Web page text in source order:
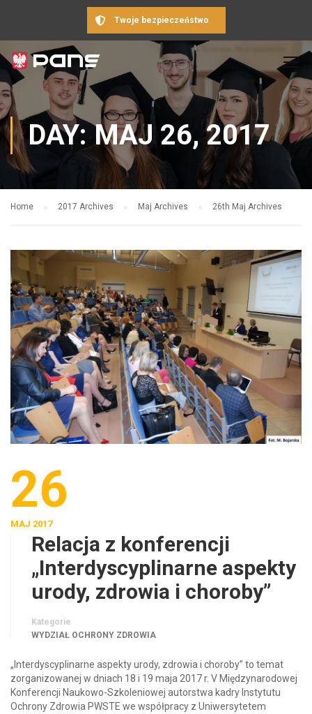
Twoje bezpieczeństwo
DAY: MAJ 26, 2017
Home 2017 Archives Maj Archives 26th Maj Archives
26
MAJ 2017
Relacja z konferencji
„Interdyscyplinarne aspekty
urody, zdrowia i choroby”
Kategorie
WYDZIAŁ OCHRONY ZDROWIA
„Interdyscyplinarne aspekty urody, zdrowia i choroby” to temat
zorganizowanej w dniach 18 i 19 maja 2017 r. V Międzynarodowej
Konferencji Naukowo-Szkoleniowej autorstwa kadry Instytutu
Ochrony Zdrowia PWSTE we współpracy z Uniwersytetem